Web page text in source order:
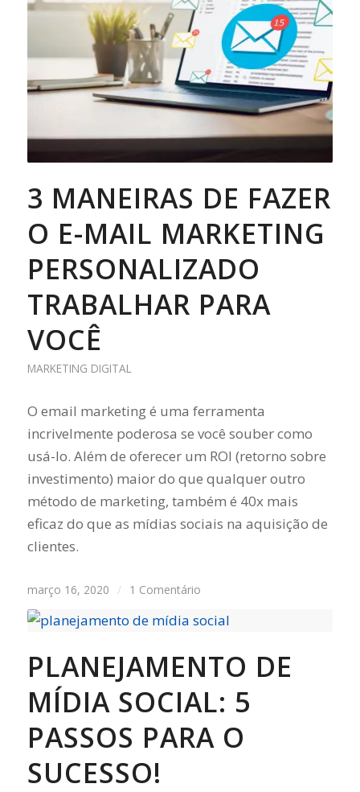
3 MANEIRAS DE FAZER
O E-MAIL MARKETING
PERSONALIZADO
TRABALHAR PARA
VOCÊ
MARKETING DIGITAL
O email marketing é uma ferramenta
incrivelmente poderosa se você souber como
usá-lo. Além de oferecer um ROI (retorno sobre
investimento) maior do que qualquer outro
método de marketing, também é 40x mais
eficaz do que as mídias sociais na aquisição de
clientes.
março 16, 2020 / 1 Comentário
PLANEJAMENTO DE
MÍDIA SOCIAL: 5
PASSOS PARA O
SUCESSO!